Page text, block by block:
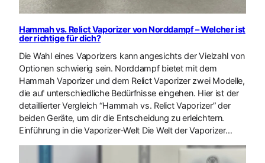
Hammah vs. Relict Vaporizer von Norddampf – Welcher ist
der richtige für dich?
Die Wahl eines Vaporizers kann angesichts der Vielzahl von
Optionen schwierig sein. Norddampf bietet mit dem
Hammah Vaporizer und dem Relict Vaporizer zwei Modelle,
die auf unterschiedliche Bedürfnisse eingehen. Hier ist der
detaillierter Vergleich “Hammah vs. Relict Vaporizer” der
beiden Geräte, um dir die Entscheidung zu erleichtern.
Einführung in die Vaporizer-Welt Die Welt der Vaporizer…